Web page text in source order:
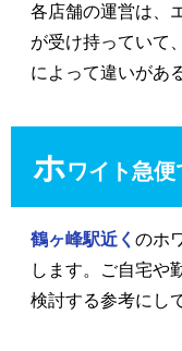
各店舗の運営は、
が受け持っていて
によって違いがあ
ホワイト急
鶴ヶ峰駅近く のホ
します。ご自宅や
検討する参考にし